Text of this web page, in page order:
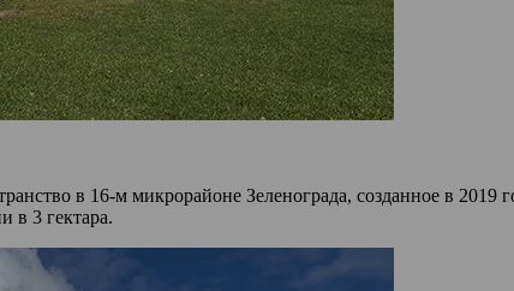
в 16-м микрорайоне Зеленограда, созданное в 2019
в 3 гектара.